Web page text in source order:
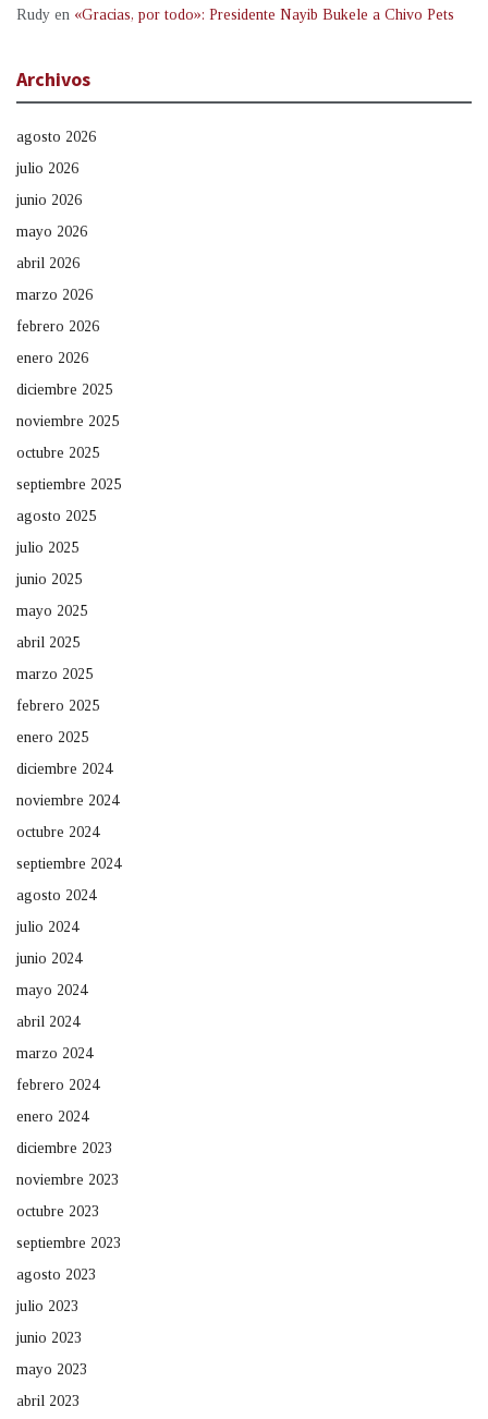
Rudy en «Gracias, por todo»: Presidente Nayib Bukele a Chivo Pets
Archivos
agosto 2026
julio 2026
junio 2026
mayo 2026
abril 2026
marzo 2026
febrero 2026
enero 2026
diciembre 2025
noviembre 2025
octubre 2025
septiembre 2025
agosto 2025
julio 2025
junio 2025
mayo 2025
abril 2025
marzo 2025
febrero 2025
enero 2025
diciembre 2024
noviembre 2024
octubre 2024
septiembre 2024
agosto 2024
julio 2024
junio 2024
mayo 2024
abril 2024
marzo 2024
febrero 2024
enero 2024
diciembre 2023
noviembre 2023
octubre 2023
septiembre 2023
agosto 2023
julio 2023
junio 2023
mayo 2023
abril 2023